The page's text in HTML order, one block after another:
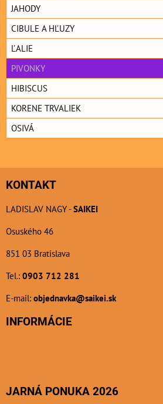
JAHODY
CIBULE A HĽUZY
ĽALIE
PIVONKY
HIBISCUS
KORENE TRVALIEK
OSIVÁ
KONTAKT
LADISLAV NAGY -SAIKEI
Osuského 46
851 03 Bratislava
Tel.: 0903 712 281
E-mail: objednavka@saikei.sk
INFORMÁCIE
JARNÁ PONUKA 2026